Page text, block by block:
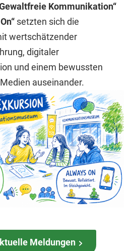
Kommunikation“
setzten sich die
wertschätzender
digitaler
und einem bewussten
auseinander.
Meldungen